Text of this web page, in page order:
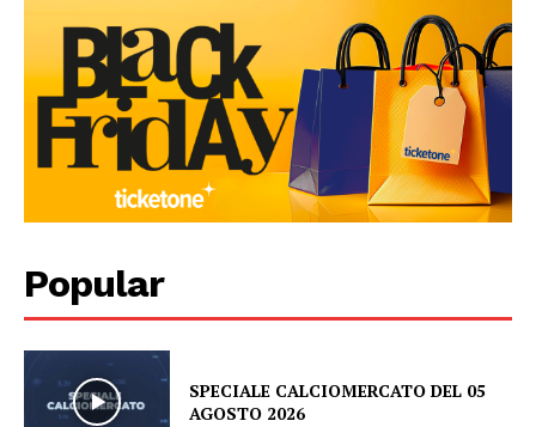
Popular
SPECIALE CALCIOMERCATO DEL 05
AGOSTO 2026